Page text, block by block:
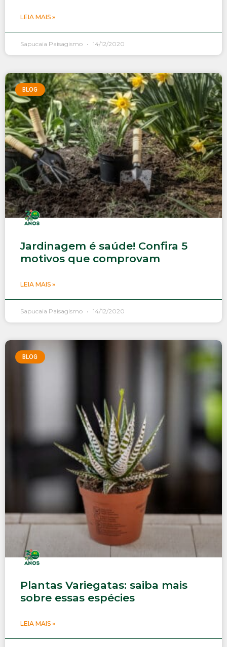
LEIA MAIS »
Sapucaia Paisagismo 14/12/2020
BLOG
Jardinagem é saúde! Confira 5
motivos que comprovam
LEIA MAIS »
Sapucaia Paisagismo 14/12/2020
BLOG
Plantas Variegatas: saiba mais
sobre essas espécies
LEIA MAIS »